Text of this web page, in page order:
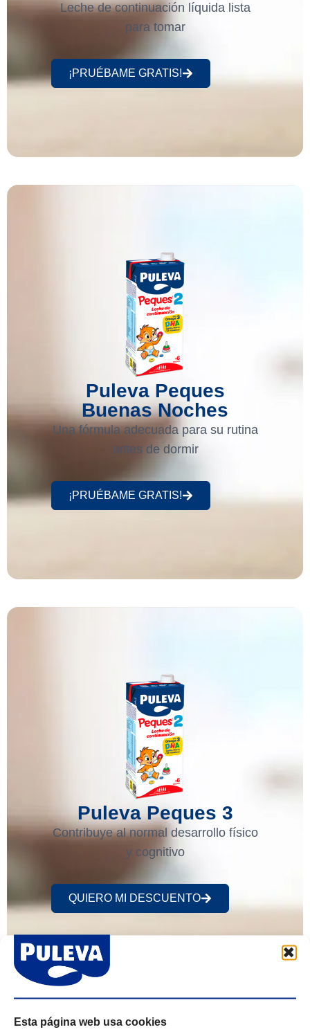
Esta página web usa cookies
Leche de continuación líquida lista
para tomar
¡PRUÉBAME GRATIS!
Puleva Peques
Buenas Noches
Una fórmula adecuada para su rutina
antes de dormir
¡PRUÉBAME GRATIS!
Puleva Peques 3
Contribuye al normal desarrollo físico
y cognitivo
QUIERO MI DESCUENTO